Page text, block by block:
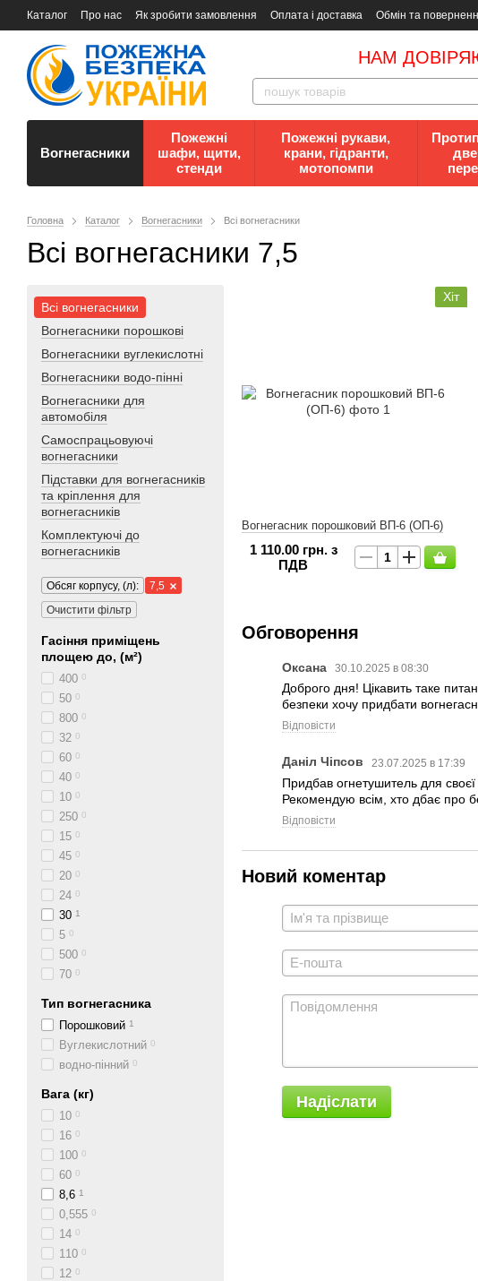
Каталог Про нас Як зробити замовлення Оплата і доставка Обмін та
Документи
Контакти Документи з пожежної безпеки
НАМ
Вогнегасники
Пожежні
шафи, щити,
стенди
Пожежні рукави,
крани, гідранти,
мотопомпи
Головна Каталог Вогнегасники Всі вогнегасники
Всі вогнегасники 7,5
Хіт
Вогнегасник порошковий ВП-6 (ОП-6)
1 110.00 грн. з
ПДВ
Обговорення
Оксана 30.10.2025 в 08:30
Доброго дня! Цікавить таке
безпеки хочу придбати
Відповісти
Даніл Чіпсов 23.07.2025 в 17:39
Придбав огнетушитель для своєї
Рекомендую всім, хто дбає про
Відповісти
Новий коментар
Надіслати
Всі вогнегасники
Вогнегасники порошкові
Вогнегасники вуглекислотні
Вогнегасники водо-пінні
Вогнегасники для
автомобіля
Самоспрацьовуючі
вогнегасники
Підставки для вогнегасників
та кріплення для
вогнегасників
Комплектуючі до
вогнегасників
Обсяг корпусу, (л):
7,5
Очистити фільтр
Гасіння приміщень
площею до, (м²)
400 0
50 0
800 0
32 0
60 0
40 0
10 0
250 0
15 0
45 0
20 0
24 0
30 1
5 0
500 0
70 0
Тип вогнегасника
Порошковий 1
Вуглекислотний 0
водно-пінний 0
Вага (кг)
10 0
16 0
100 0
60 0
8,6 1
0,555 0
14 0
110 0
12 0